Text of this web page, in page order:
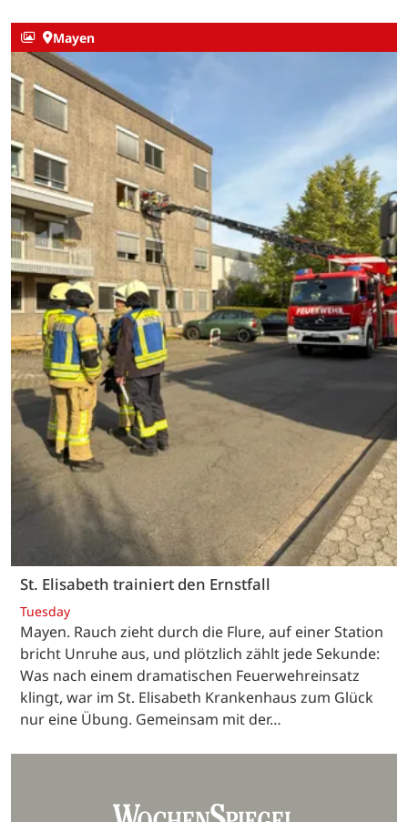
Mayen
St. Elisabeth trainiert den Ernstfall
Tuesday
Mayen. Rauch zieht durch die Flure, auf einer Station
bricht Unruhe aus, und plötzlich zählt jede Sekunde:
Was nach einem dramatischen Feuerwehreinsatz
klingt, war im St. Elisabeth Krankenhaus zum Glück
nur eine Übung. Gemeinsam mit der…